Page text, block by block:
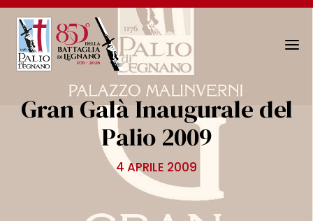
N
Gran Galà Inaugurale del
Palio 2009
4 APRILE 2009